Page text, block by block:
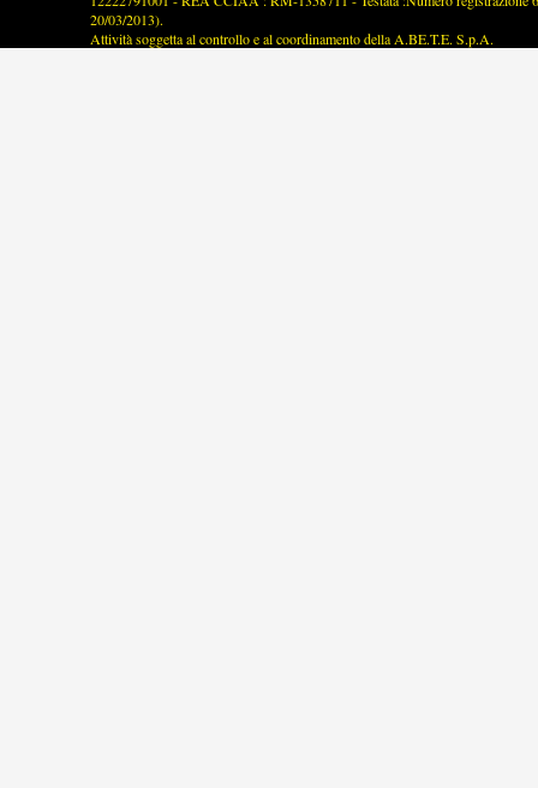
20/03/2013).
Attività soggetta al controllo e al coordinamento della A.BE.T.E. S.p.A.